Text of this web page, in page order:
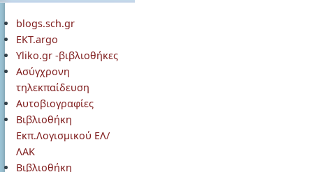
blogs.sch.gr
EKT.argo
Yliko.gr -βιβλιοθήκες
Ασύγχρονη
τηλεκπαίδευση
Αυτοβιογραφίες
Βιβλιοθήκη
Εκπ.Λογισμικού ΕΛ/
ΛΑΚ
Βιβλιοθήκη